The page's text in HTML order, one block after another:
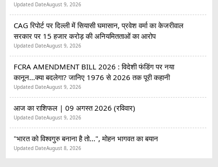
Updated DateAugust 9, 2026
CAG रिपोर्ट पर दिल्ली में सियासी घमासान, प्रवेश वर्मा का केजरीवाल
सरकार पर 15 हजार करोड़ की अनियमितताओं का आरोप
Updated DateAugust 9, 2026
FCRA AMENDMENT BILL 2026 : विदेशी फंडिंग पर नया
कानून...क्या बदलेगा? जानिए 1976 से 2026 तक पूरी कहानी
Updated DateAugust 9, 2026
आज का राशिफल | 09 अगस्त 2026 (रविवार)
Updated DateAugust 9, 2026
"भारत को विश्वगुरु बनाना है तो...", मोहन भागवत का बयान
Updated DateAugust 8, 2026